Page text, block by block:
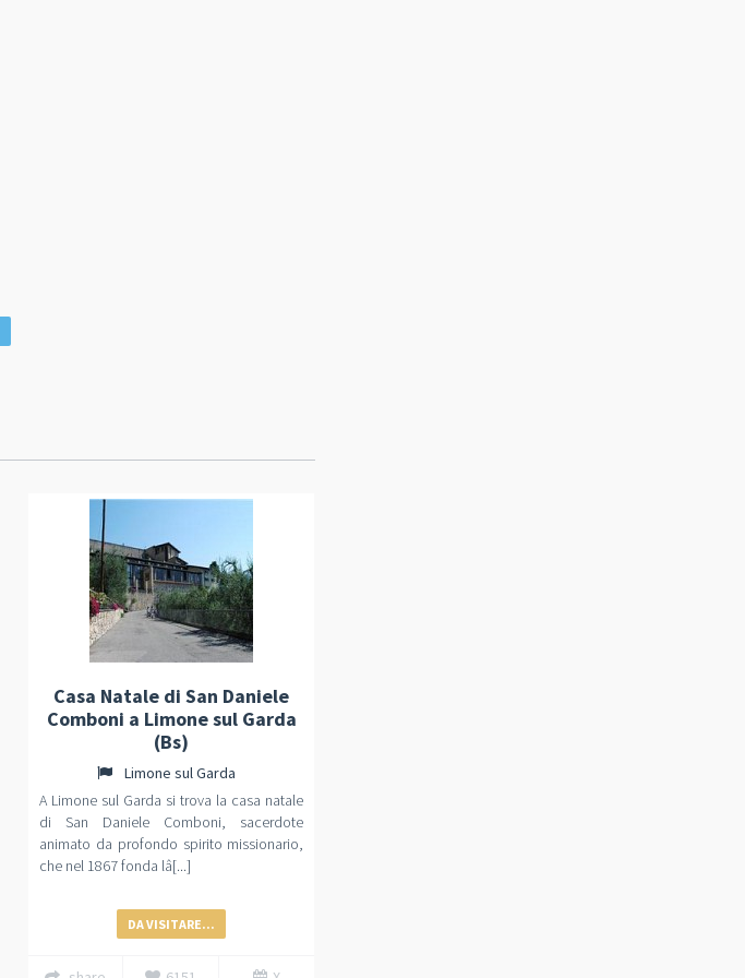
Casa Natale di San Daniele
Comboni a Limone sul Garda
(Bs)
Limone sul Garda
A Limone sul Garda si trova la casa natale
di San Daniele Comboni, sacerdote
animato da profondo spirito missionario,
che nel 1867 fonda lâ[...]
DA VISITARE...